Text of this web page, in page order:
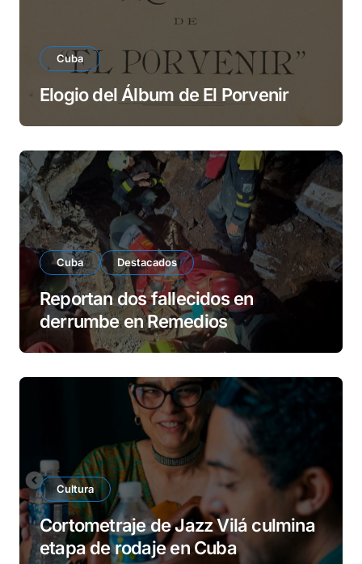
Cuba
Elogio del Álbum de El Porvenir
Cuba Destacados
Reportan dos fallecidos en
derrumbe en Remedios
Cultura
Cortometraje de Jazz Vilá culmina
etapa de rodaje en Cuba